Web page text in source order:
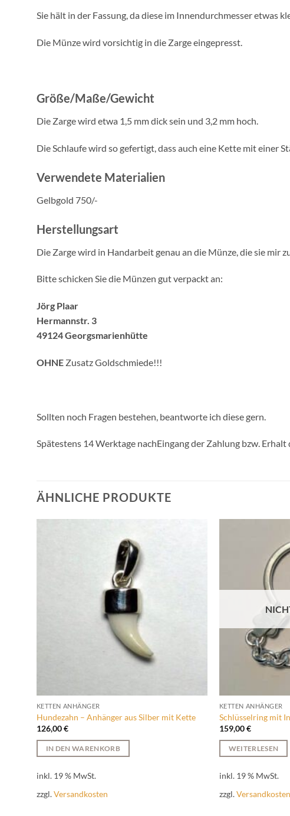
Sie hält in der Fassung, da diese im Innendurchmesser etwas
Die Münze wird vorsichtig in die Zarge eingepresst.
Größe/Maße/Gewicht
Die Zarge wird etwa 1,5 mm dick sein und 3,2 mm hoch.
Die Schlaufe wird so gefertigt, dass auch eine Kette mit einer
Verwendete Materialien
Gelbgold 750/-
Herstellungsart
Die Zarge wird in Handarbeit genau an die Münze, die sie mir
Bitte schicken Sie die Münzen gut verpackt an:
Jörg Plaar
Hermannstr. 3
49124 Georgsmarienhütte
OHNE Zusatz Goldschmiede!!!
Sollten noch Fragen bestehen, beantworte ich diese gern.
Spätestens 14 Werktage nachEingang der Zahlung bzw.
ÄHNLICHE PRODUKTE
KETTEN ANHÄNGER
Hundezahn – Anhänger aus Silber mit Kette
126,00€
IN DEN WARENKORB
inkl. 19 % MwSt.
zzgl.Versandkosten
KETTEN ANHÄNGER
Schlüsselring mit
159,00€
WEITERLESEN
inkl. 19 % MwSt.
zzgl.Versandkosten